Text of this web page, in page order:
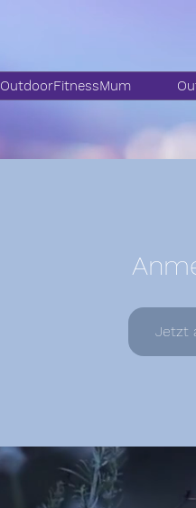
OutdoorFitnessMum
Jetzt